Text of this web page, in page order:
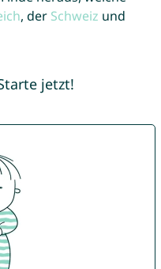
, der Schweiz und
jetzt!